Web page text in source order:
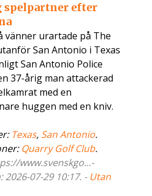
efter
vänner urartade på The
San Antonio i Texas
San Antonio Police
37-årig man attackerad
med en
huggen med en kniv.
Texas, San Antonio.
Quarry Golf Club.
www.svenskgo...-
07-29 10:17. - Utan